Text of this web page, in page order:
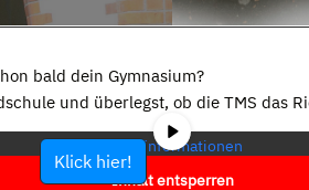
Inhalt zuzugreifen, klicken Sie auf die
Sie, dass dabei Daten an Drittanbieter
werden.
Mehr Informationen
Inhalt entsperren
bald dein Gymnasium?
und überlegst, ob die TMS das
Klick hier!